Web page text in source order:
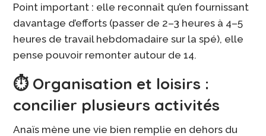
Point important : elle reconnaît qu’en fournissant
davantage d’efforts (passer de 2–3 heures à 4–5
heures de travail hebdomadaire sur la spé), elle
pense pouvoir remonter autour de 14.
⏱️ Organisation et loisirs :
concilier plusieurs activités
Anaïs mène une vie bien remplie en dehors du